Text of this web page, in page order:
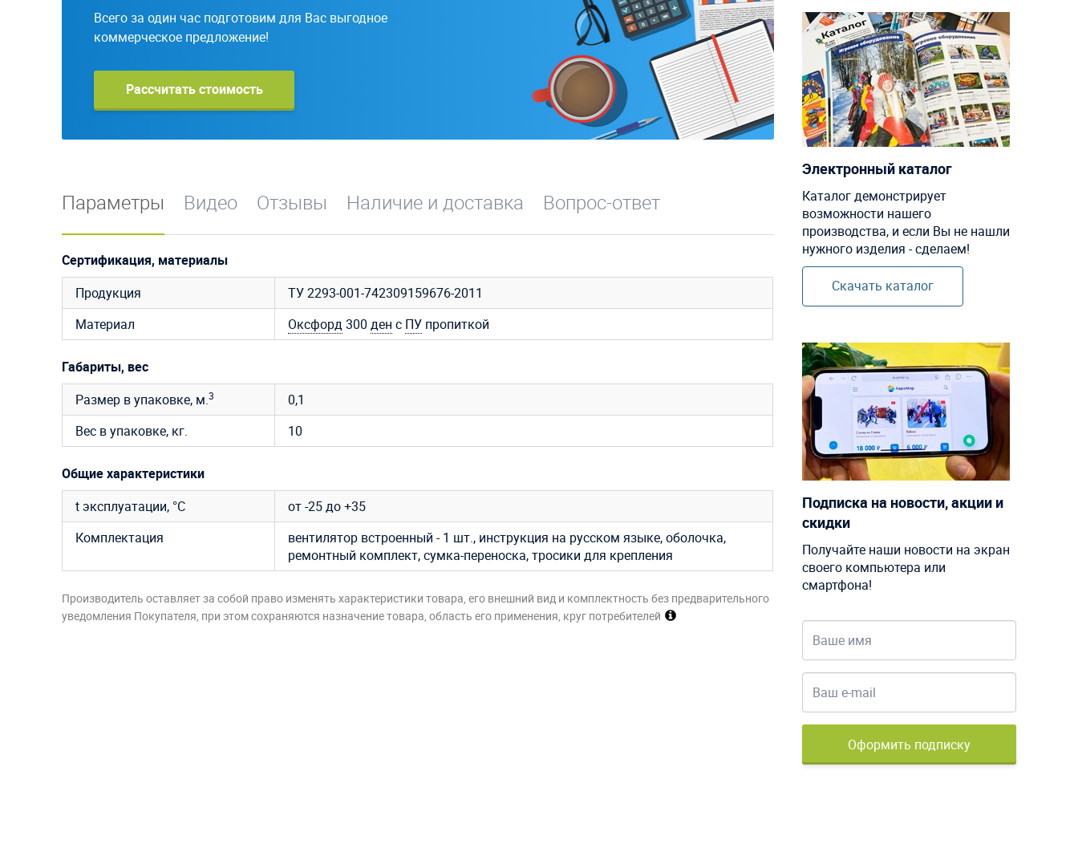
Всего за один час подготовим для Вас выгодное
коммерческое предложение!
Рассчитать стоимость
Параметры Видео Отзывы Наличие и доставка Вопрос-ответ
Сертификация, материалы
Продукция
ТУ 2293-001-742309159676-2011
Материал
Оксфорд300 ден с ПУ пропиткой
Габариты, вес
Размер в упаковке, м.3
0,1
Вес в упаковке, кг.
10
Общие характеристики
t эксплуатации, °C
от -25 до +35
Комплектация
вентилятор встроенный - 1 шт., инструкция на русском языке, оболочка,
ремонтный комплект, сумка-переноска, тросики для крепления
Производитель оставляет за собой право изменять характеристики товара, его внешний вид и комплектность без предварительного
уведомления Покупателя, при этом сохраняются назначение товара, область его применения, круг потребителей
Электронный каталог
Каталог демонстрирует
возможности нашего
производства, и если Вы не нашли
нужного изделия - сделаем!
Скачать каталог
Подписка на новости, акции и
скидки
Получайте наши новости на экран
своего компьютера или
смартфона!
Оформить подписку